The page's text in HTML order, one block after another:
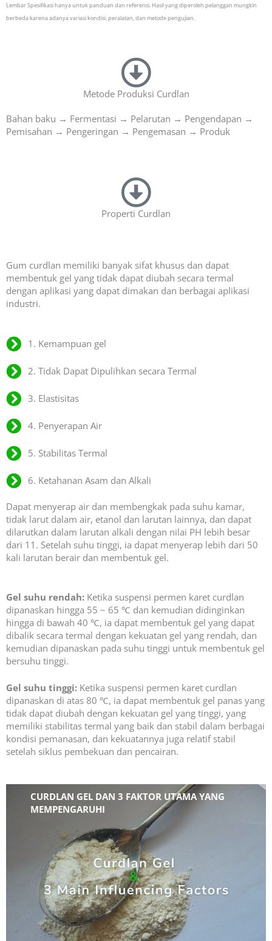
Lembar Spesifikasi hanya untuk panduan dan referensi. Hasil yang diperoleh pelanggan mungkin
berbeda karena adanya variasi kondisi, peralatan, dan metode pengujian.
Metode Produksi Curdlan
Bahan baku → Fermentasi → Pelarutan → Pengendapan →
Pemisahan → Pengeringan → Pengemasan → Produk
Properti Curdlan
Gum curdlan memiliki banyak sifat khusus dan dapat
membentuk gel yang tidak dapat diubah secara termal
dengan aplikasi yang dapat dimakan dan berbagai aplikasi
industri.
1. Kemampuan gel
2. Tidak Dapat Dipulihkan secara Termal
3. Elastisitas
4. Penyerapan Air
5. Stabilitas Termal
6. Ketahanan Asam dan Alkali
Dapat menyerap air dan membengkak pada suhu kamar,
tidak larut dalam air, etanol dan larutan lainnya, dan dapat
dilarutkan dalam larutan alkali dengan nilai PH lebih besar
dari 11. Setelah suhu tinggi, ia dapat menyerap lebih dari 50
kali larutan berair dan membentuk gel.
Gel suhu rendah: Ketika suspensi permen karet curdlan
dipanaskan hingga 55 ~ 65 ℃ dan kemudian didinginkan
hingga di bawah 40 ℃, ia dapat membentuk gel yang dapat
dibalik secara termal dengan kekuatan gel yang rendah, dan
kemudian dipanaskan pada suhu tinggi untuk membentuk gel
bersuhu tinggi.
Gel suhu tinggi: Ketika suspensi permen karet curdlan
dipanaskan di atas 80 ℃, ia dapat membentuk gel panas yang
tidak dapat diubah dengan kekuatan gel yang tinggi, yang
memiliki stabilitas termal yang baik dan stabil dalam berbagai
kondisi pemanasan, dan kekuatannya juga relatif stabil
setelah siklus pembekuan dan pencairan.
CURDLAN GEL DAN 3 FAKTOR UTAMA YANG
MEMPENGARUHI